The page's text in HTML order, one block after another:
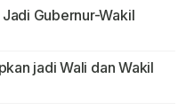
Gubernur-Wakil
jadi Wali dan Wakil